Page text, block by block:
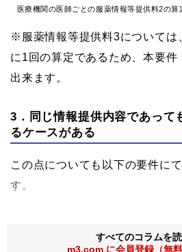
医療機関の医師ごとの服薬情報等提供料2の
※服薬情報等提供料3については
に1回の算定であるため、本要件
出来ます。
3．同じ情報提供内容であって
るケースがある
この点についても以下の要件に
す。
すべてのコラムを
m3.com に会員登録（無料